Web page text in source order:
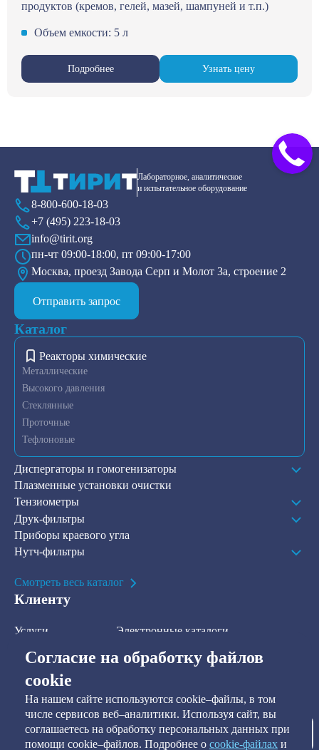
продуктов (кремов, гелей, мазей, шампуней и т.п.)
Объем емкости: 5 л
Подробнее Узнать цену
Согласие на обработку файлов
cookie
На нашем сайте используются cookie–файлы, в том
числе сервисов веб–аналитики. Используя сайт, вы
соглашаетесь на обработку персональных данных при
помощи cookie–файлов. Подробнее о сookie-файлах и
Лабораторное, аналитическое
и испытательное оборудование
8-800-600-18-03
+7 (495) 223-18-03
info@tirit.org
пн-чт 09:00-18:00, пт 09:00-17:00
Москва, проезд Завода Серп и Молот 3а, строение 2
Отправить запрос
Каталог
Реакторы химические
Металлические
Высокого давления
Стеклянные
Проточные
Тефлоновые
Диспергаторы и гомогенизаторы
Плазменные установки очистки
Тензиометры
Друк-фильтры
Приборы краевого угла
Нутч-фильтры
Смотреть весь каталог
Клиенту
Услуги
В наличии на складе
Электронные каталоги
Контакты
Наша рассылка
Подписаться